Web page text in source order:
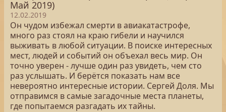
Май 2019)
12.02.2019
Он чудом избежал смерти в авиакатастрофе,
много раз стоял на краю гибели и научился
выживать в любой ситуации. В поиске интересных
мест, людей и событий он объехал весь мир. Он
точно уверен - лучше один раз увидеть, чем сто
раз услышать. И берётся показать нам все
невероятно интересные истории. Сергей Доля. Мы
отправимся в самые загадочные места планеты,
где попытаемся разгадать их тайны.